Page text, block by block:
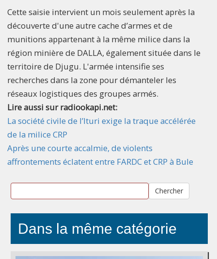
Cette saisie intervient un mois seulement après la
découverte d'une autre cache d’armes et de
munitions appartenant à la même milice dans la
région minière de DALLA, également située dans le
territoire de Djugu. L'armée intensifie ses
recherches dans la zone pour démanteler les
réseaux logistiques des groupes armés.
Lire aussi sur radiookapi.net:
La société civile de l’Ituri exige la traque accélérée
de la milice CRP
Après une courte accalmie, de violents
affrontements éclatent entre FARDC et CRP à Bule
Chercher
Dans la même catégorie